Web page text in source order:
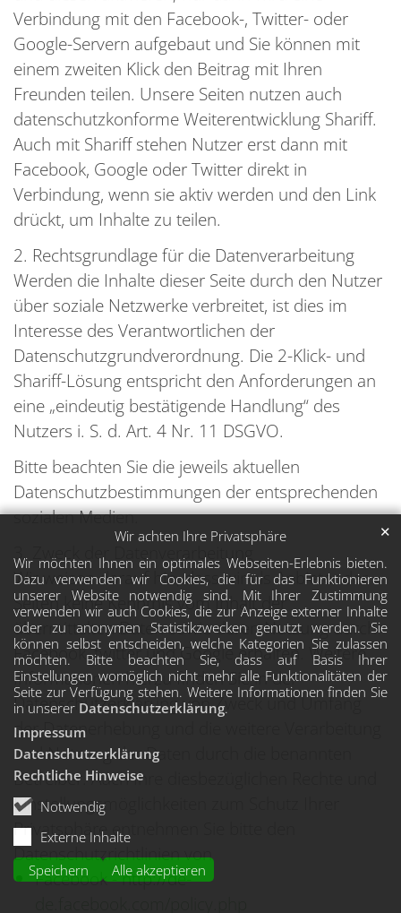
Wir achten Ihre Privatsphäre
Wir möchten Ihnen ein optimales Webseiten-Erlebnis bieten.
Dazu verwenden wir Cookies, die für das Funktionieren
unserer Website notwendig sind. Mit Ihrer Zustimmung
verwenden wir auch Cookies, die zur Anzeige externer Inhalte
oder zu anonymen Statistikzwecken genutzt werden. Sie
können selbst entscheiden, welche Kategorien Sie zulassen
möchten. Bitte beachten Sie, dass auf Basis Ihrer
Einstellungen womöglich nicht mehr alle Funktionalitäten der
Seite zur Verfügung stehen. Weitere Informationen finden Sie
in unserer Datenschutzerklärung.
Notwendig
Externe Inhalte
Speichern
Alle akzeptieren
✕
Impressum
Datenschutzerklärung
Rechtliche Hinweise
Verbindung mit den Facebook-, Twitter- oder
Google-Servern aufgebaut und Sie können mit
einem zweiten Klick den Beitrag mit Ihren
Freunden teilen. Unsere Seiten nutzen auch
datenschutzkonforme Weiterentwicklung Shariff.
Auch mit Shariff stehen Nutzer erst dann mit
Facebook, Google oder Twitter direkt in
Verbindung, wenn sie aktiv werden und den Link
drückt, um Inhalte zu teilen.
2. Rechtsgrundlage für die Datenverarbeitung
Werden die Inhalte dieser Seite durch den Nutzer
über soziale Netzwerke verbreitet, ist dies im
Interesse des Verantwortlichen der
Datenschutzgrundverordnung. Die 2-Klick- und
Shariff-Lösung entspricht den Anforderungen an
eine „eindeutig bestätigende Handlung“ des
Nutzers i. S. d. Art. 4 Nr. 11 DSGVO.
Bitte beachten Sie die jeweils aktuellen
Datenschutzbestimmungen der entsprechenden
sozialen Medien.
3. Zweck der Datenverarbeitung
Wir weisen darauf hin, dass wir als Anbieter der
Seiten keine Kenntnis vom Inhalt der
übermittelten Daten sowie deren Nutzung durch
Facebook, twitter und Google erhalten. Weitere
Informationen hierzu finden Sie in der
Datenschutzerklärung von Zweck und Umfang
der Datenerhebung und die weitere Verarbeitung
und Nutzung der Daten durch die benannten
Betreiber. Auch Ihre diesbezüglichen Rechte und
Einstellungsmöglichkeiten zum Schutz Ihrer
Privatsphäre entnehmen Sie bitte den
Datenschutzrichtlinien von
Facebook -http://de-